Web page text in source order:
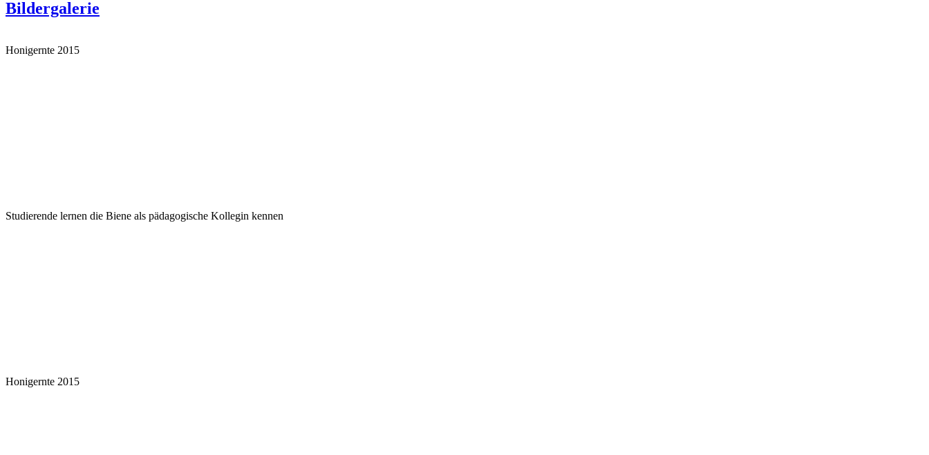
Bildergalerie
Honigernte 2015
Studierende lernen die Biene als pädagogische Kollegin kennen
Honigernte 2015